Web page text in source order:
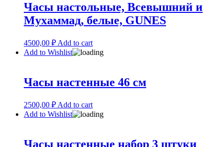
Часы настольные, Всевышний и
Мухаммад, белые, GUNES
4500,00 ₽ Add to cart
Add to Wishlist
Часы настенные 46 см
2500,00 ₽ Add to cart
Add to Wishlist
Часы настенные набор 3 штуки